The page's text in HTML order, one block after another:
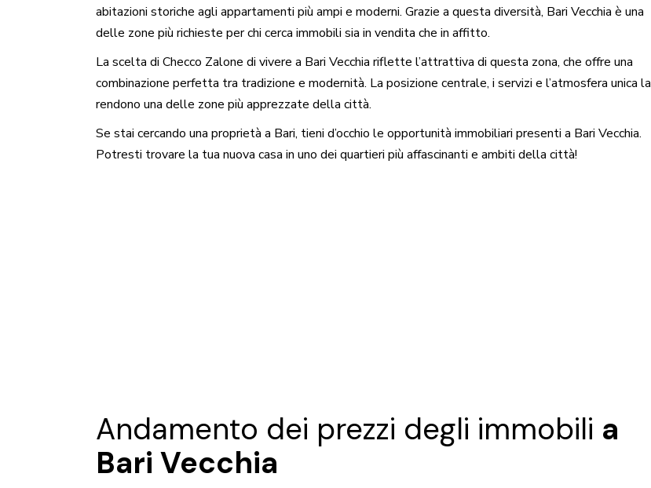
abitazioni storiche agli appartamenti più ampi e moderni. Grazie a questa diversità, Bari Vecchia è una
delle zone più richieste per chi cerca immobili sia in vendita che in affitto.
La scelta di Checco Zalone di vivere a Bari Vecchia riflette l’attrattiva di questa zona, che offre una
combinazione perfetta tra tradizione e modernità. La posizione centrale, i servizi e l’atmosfera unica la
rendono una delle zone più apprezzate della città.
Se stai cercando una proprietà a Bari, tieni d’occhio le opportunità immobiliari presenti a Bari Vecchia.
Potresti trovare la tua nuova casa in uno dei quartieri più affascinanti e ambiti della città!
Andamento dei prezzi degli immobili a
Bari Vecchia